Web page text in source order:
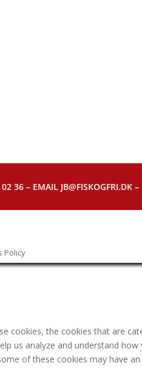
36 – EMAIL JB@FISKOGFRI.DK
Policy
cookies, the cookies that are
us analyze and understand
of these cookies may have